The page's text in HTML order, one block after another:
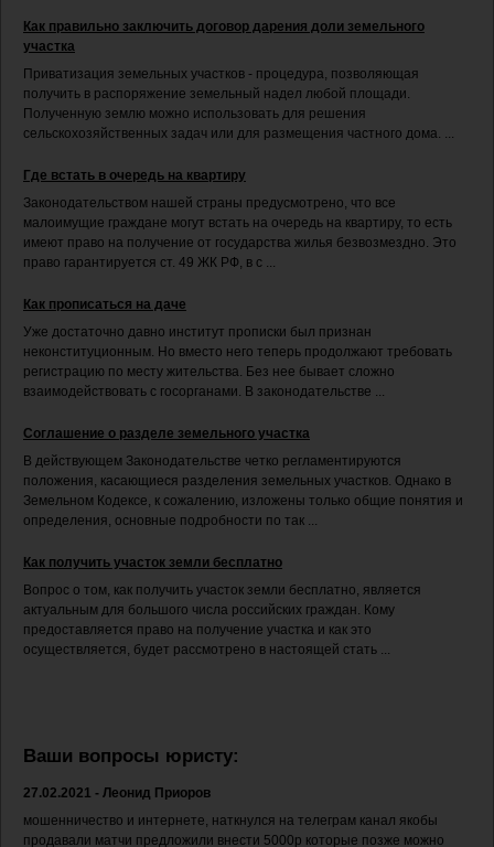
Как правильно заключить договор дарения доли земельного
участка
Приватизация земельных участков - процедура, позволяющая
получить в распоряжение земельный надел любой площади.
Полученную землю можно использовать для решения
сельскохозяйственных задач или для размещения частного дома. ...
Где встать в очередь на квартиру
Законодательством нашей страны предусмотрено, что все
малоимущие граждане могут встать на очередь на квартиру, то есть
имеют право на получение от государства жилья безвозмездно. Это
право гарантируется ст. 49 ЖК РФ, в с ...
Как прописаться на даче
Уже достаточно давно институт прописки был признан
неконституционным. Но вместо него теперь продолжают требовать
регистрацию по месту жительства. Без нее бывает сложно
взаимодействовать с госорганами. В законодательстве ...
Соглашение о разделе земельного участка
В действующем Законодательстве четко регламентируются
положения, касающиеся разделения земельных участков. Однако в
Земельном Кодексе, к сожалению, изложены только общие понятия и
определения, основные подробности по так ...
Как получить участок земли бесплатно
Вопрос о том, как получить участок земли бесплатно, является
актуальным для большого числа российских граждан. Кому
предоставляется право на получение участка и как это
осуществляется, будет рассмотрено в настоящей стать ...
Ваши вопросы юристу:
27.02.2021 - Леонид Приоров
мошенничество и интернете, наткнулся на телеграм канал якобы
продавали матчи предложили внести 5000р которые позже можно